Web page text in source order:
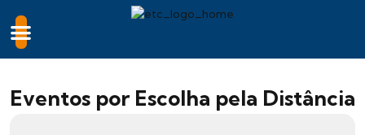
Eventos por Escolha pela Distância